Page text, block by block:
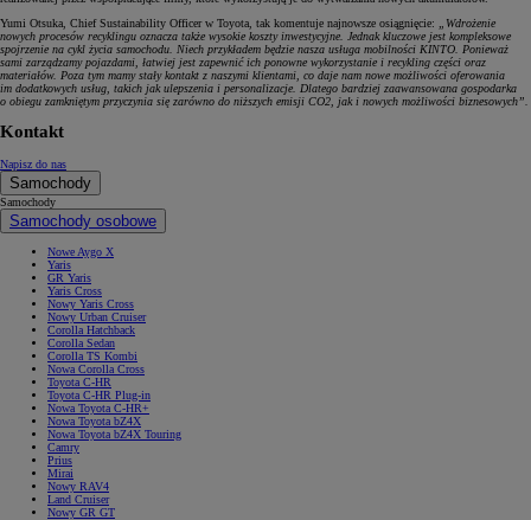
Yumi Otsuka, Chief Sustainability Officer w Toyota, tak komentuje najnowsze osiągnięcie:
„Wdrożenie
nowych procesów recyklingu oznacza także wysokie koszty inwestycyjne. Jednak kluczowe jest kompleksowe
spojrzenie na cykl życia samochodu. Niech przykładem będzie nasza usługa mobilności KINTO. Ponieważ
sami zarządzamy pojazdami, łatwiej jest zapewnić ich ponowne wykorzystanie i recykling części oraz
materiałów. Poza tym mamy stały kontakt z naszymi klientami, co daje nam nowe możliwości oferowania
im dodatkowych usług, takich jak ulepszenia i personalizacje. Dlatego bardziej zaawansowana gospodarka
o obiegu zamkniętym przyczynia się zarówno do niższych emisji CO2, jak i nowych możliwości biznesowych”.
Kontakt
Napisz do nas
Samochody
Samochody
Samochody osobowe
Nowe Aygo X
Yaris
GR Yaris
Yaris Cross
Nowy Yaris Cross
Nowy Urban Cruiser
Corolla Hatchback
Corolla Sedan
Corolla TS Kombi
Nowa Corolla Cross
Toyota C-HR
Toyota C-HR Plug-in
Nowa Toyota C-HR+
Nowa Toyota bZ4X
Nowa Toyota bZ4X Touring
Camry
Prius
Mirai
Nowy RAV4
Land Cruiser
Nowy GR GT